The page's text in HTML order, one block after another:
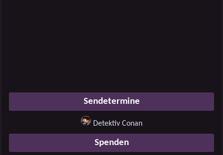
Sendetermine
Detektiv Conan
Spenden